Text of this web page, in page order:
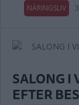
NÄRINGSLIV
SALONG I
EFTER